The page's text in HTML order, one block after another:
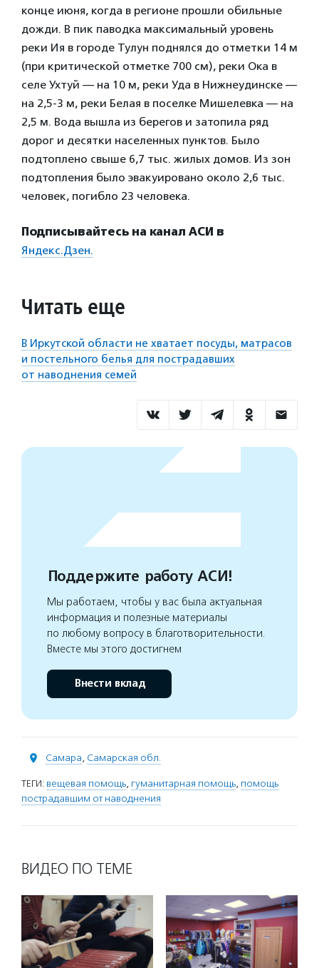
конце июня, когда в регионе прошли обильные
дожди. В пик паводка максимальный уровень
реки Ия в городе Тулун поднялся до отметки 14 м
(при критической отметке 700 см), реки Ока в
селе Ухтуй — на 10 м, реки Уда в Нижнеудинске —
на 2,5-3 м, реки Белая в поселке Мишелевка — на
2,5 м. Вода вышла из берегов и затопила ряд
дорог и десятки населенных пунктов. Было
подтоплено свыше 6,7 тыс. жилых домов. Из зон
подтопления было эвакуировано около 2,6 тыс.
человек, погибло 23 человека.
Подписывайтесь на канал АСИ в
Яндекс.Дзен.
Читать еще
В Иркутской области не хватает посуды, матрасов
и постельного белья для пострадавших
от наводнения семей
Поддержите работу АСИ!
Мы работаем, чтобы у вас была актуальная
информация и полезные материалы
по любому вопросу в благотворительности.
Вместе мы этого достигнем
Внести вклад
Самара, Самарская обл.
ТЕГИ: вещевая помощь, гуманитарная помощь, помощь
пострадавшим от наводнения
ВИДЕО ПО ТЕМЕ